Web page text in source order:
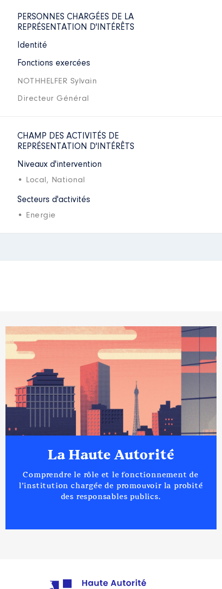
PERSONNES CHARGÉES DE LA
REPRÉSENTATION D'INTÉRÊTS
Identité
Fonctions exercées
NOTHHELFER Sylvain
Directeur Général
CHAMP DES ACTIVITÉS DE
REPRÉSENTATION D'INTÉRÊTS
Niveaux d'intervention
• Local, National
Secteurs d'activités
• Energie
La Haute Autorité
Comprendre le rôle et le fonctionnement de
l’institution chargée de promouvoir la probité
des responsables publics.